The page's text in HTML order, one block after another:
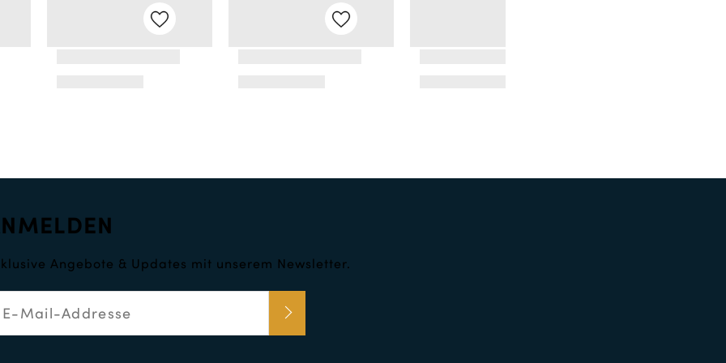
Angebote & Updates mit unserem Newsletter.